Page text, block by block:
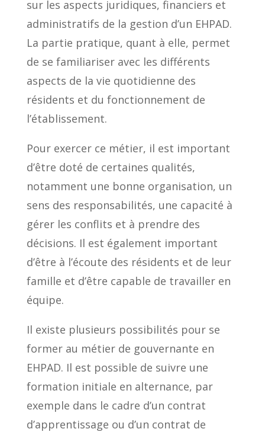
sur les aspects juridiques, financiers et
administratifs de la gestion d’un EHPAD.
La partie pratique, quant à elle, permet
de se familiariser avec les différents
aspects de la vie quotidienne des
résidents et du fonctionnement de
l’établissement.
Pour exercer ce métier, il est important
d’être doté de certaines qualités,
notamment une bonne organisation, un
sens des responsabilités, une capacité à
gérer les conflits et à prendre des
décisions. Il est également important
d’être à l’écoute des résidents et de leur
famille et d’être capable de travailler en
équipe.
Il existe plusieurs possibilités pour se
former au métier de gouvernante en
EHPAD. Il est possible de suivre une
formation initiale en alternance, par
exemple dans le cadre d’un contrat
d’apprentissage ou d’un contrat de